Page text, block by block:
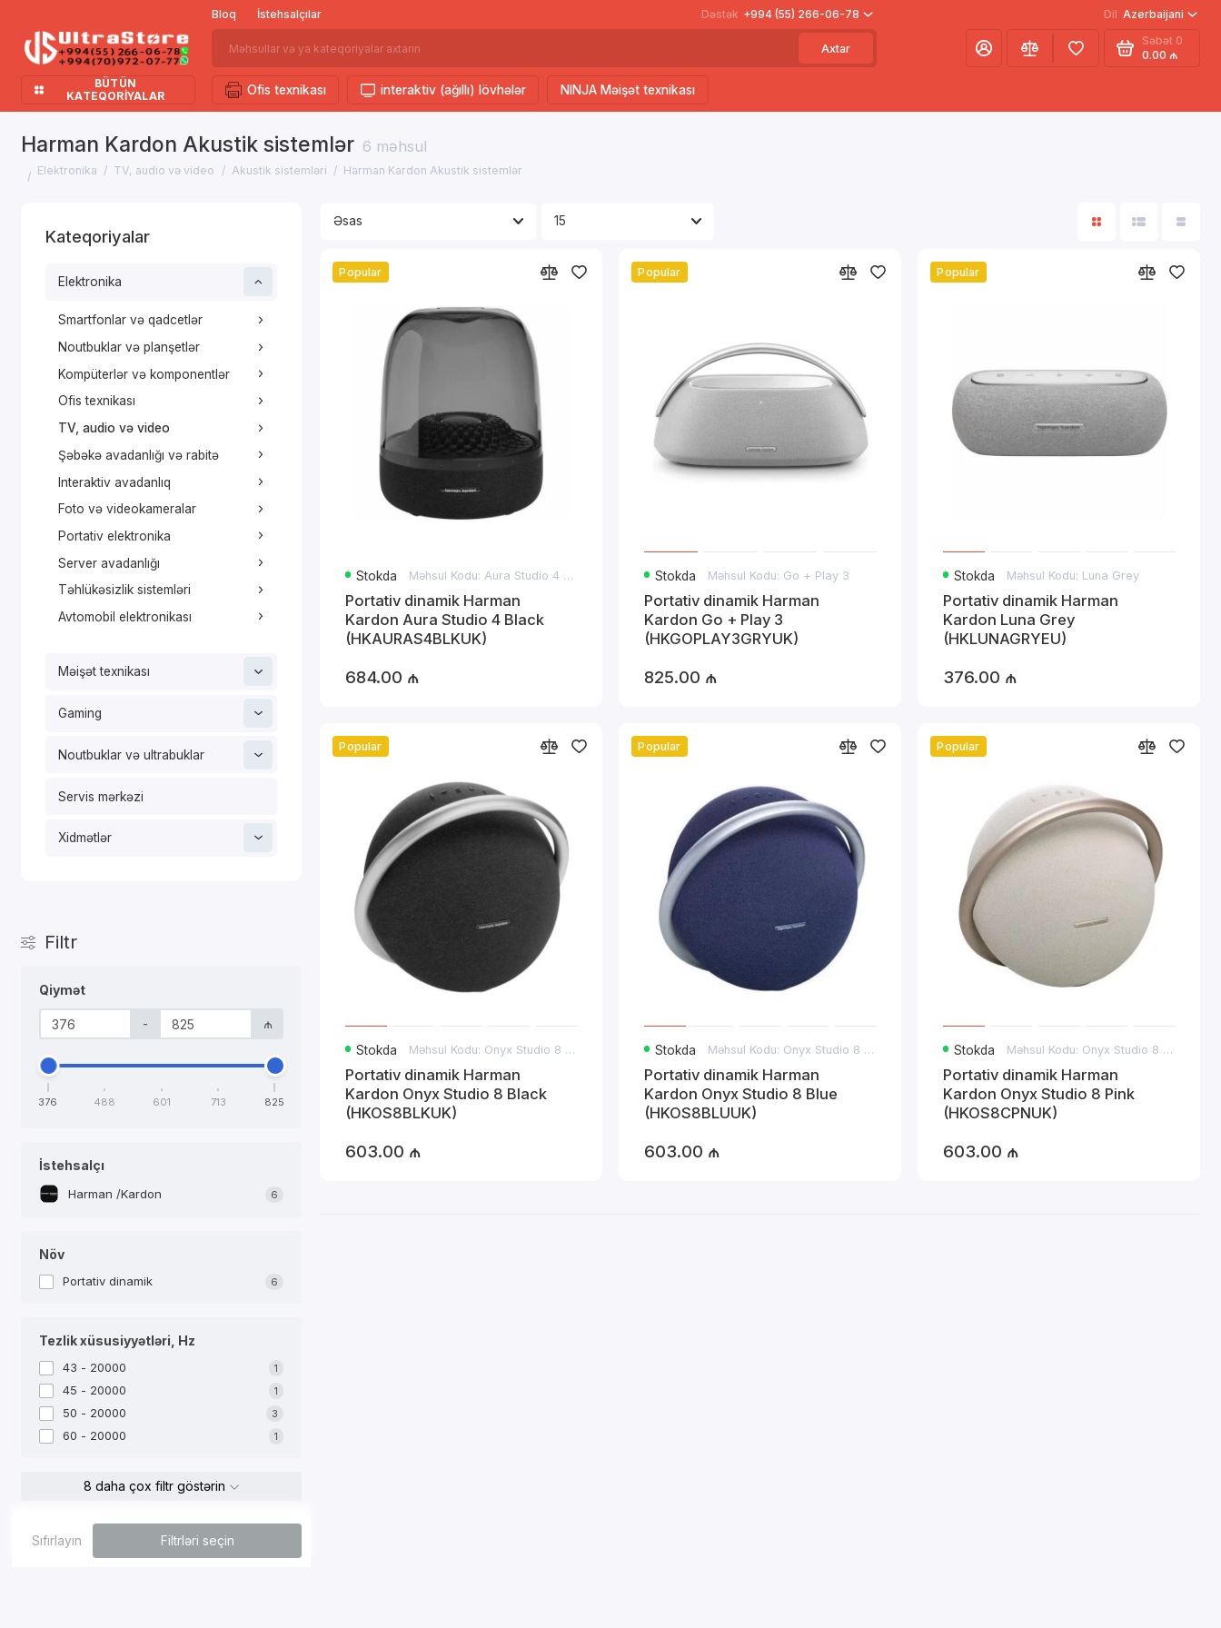
Bloq İstehsalçılar Dəstək +994 (55) 266-06-78 Dil Azerbaijani
Axtar
Səbət 0
0.00 ₼
BÜTÜN
KATEQORIYALAR
Ofis texnikası interaktiv (ağıllı) lövhələr NINJA Məişət texnikası
Harman Kardon Akustik sistemlər 6 məhsul
Elektronika TV, audio və video Akustik sistemləri Harman Kardon Akustik sistemlər
Kateqoriyalar
Elektronika
Smartfonlar və qadcetlər
Noutbuklar və planşetlər
Kompüterlər və komponentlər
Ofis texnikası
TV, audio və video
Şəbəkə avadanlığı və rabitə
Interaktiv avadanlıq
Foto və videokameralar
Portativ elektronika
Server avadanlığı
Təhlükəsizlik sistemləri
Avtomobil elektronikası
Məişət texnikası
Gaming
Noutbuklar və ultrabuklar
Servis mərkəzi
Xidmətlər
Filtr
Qiymət
- ₼
376 488 601 713 825
İstehsalçı
Harman /Kardon 6
Növ
Portativ dinamik 6
Tezlik xüsusiyyətləri, Hz
43 - 20000 1
45 - 20000 1
50 - 20000 3
60 - 20000 1
8 daha çox filtr göstərin
Sıfırlayın Filtrləri seçin
Popular
Stokda Məhsul Kodu: Aura Studio 4 Black
Portativ dinamik Harman
Kardon Aura Studio 4 Black
(HKAURAS4BLKUK)
684.00 ₼
Popular
Stokda Məhsul Kodu: Go + Play 3
Portativ dinamik Harman
Kardon Go + Play 3
(HKGOPLAY3GRYUK)
825.00 ₼
Popular
Stokda Məhsul Kodu: Luna Grey
Portativ dinamik Harman
Kardon Luna Grey
(HKLUNAGRYEU)
376.00 ₼
Popular
Stokda Məhsul Kodu: Onyx Studio 8 Black
Portativ dinamik Harman
Kardon Onyx Studio 8 Black
(HKOS8BLKUK)
603.00 ₼
Popular
Stokda Məhsul Kodu: Onyx Studio 8 Blue
Portativ dinamik Harman
Kardon Onyx Studio 8 Blue
(HKOS8BLUUK)
603.00 ₼
Popular
Stokda Məhsul Kodu: Onyx Studio 8 Pink
Portativ dinamik Harman
Kardon Onyx Studio 8 Pink
(HKOS8CPNUK)
603.00 ₼